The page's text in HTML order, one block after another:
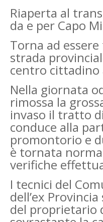
Riaperta al
da e per Capo
Torna ad
strada
centro cittadino
Nella giornata
rimossa la
invaso il tratto
conduce alla
promontorio e
è tornata
verifiche
I tecnici del
dell’ex
del proprietario